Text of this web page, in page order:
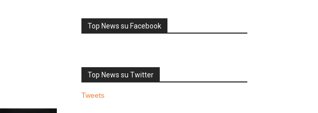
Top News su Facebook
Top News su Twitter
Tweets